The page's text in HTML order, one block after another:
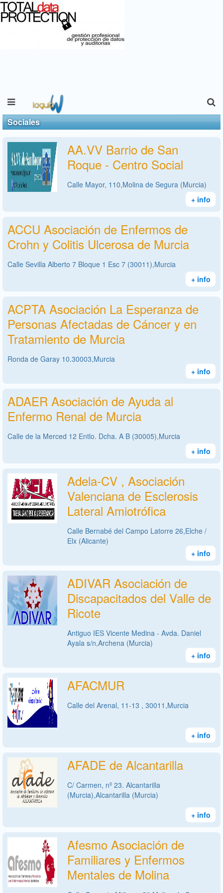
Sociales
AA.VV Barrio de San
Roque - Centro Social
Calle Mayor, 110,Molina de Segura (Murcia)
+ info
ACCU Asociación de Enfermos de
Crohn y Colitis Ulcerosa de Murcia
Calle Sevilla Alberto 7 Bloque 1 Esc 7 (30011),Murcia
+ info
ACPTA Asociación La Esperanza de
Personas Afectadas de Cáncer y en
Tratamiento de Murcia
Ronda de Garay 10.30003,Murcia
+ info
ADAER Asociación de Ayuda al
Enfermo Renal de Murcia
Calle de la Merced 12 Entlo. Dcha. A B (30005),Murcia
+ info
Adela-CV , Asociación
Valenciana de Esclerosis
Lateral Amiotrófica
Calle Bernabé del Campo Latorre 26,Elche /
Elx (Alicante)
+ info
ADIVAR Asociación de
Discapacitados del Valle de
Ricote
Antiguo IES Vicente Medina - Avda. Daniel
Ayala s/n,Archena (Murcia)
+ info
AFACMUR
Calle del Arenal, 11-13 , 30011,Murcia
+ info
AFADE de Alcantarilla
C/ Carmen, nº 23. Alcantarilla
(Murcia),Alcantarilla (Murcia)
+ info
Afesmo Asociación de
Familiares y Enfermos
Mentales de Molina